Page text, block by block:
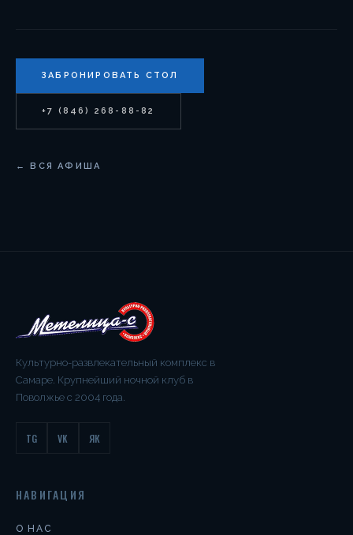
ЗАБРОНИРОВАТЬ СТОЛ
+7 (846) 268-88-82
← ВСЯ АФИША
Культурно-развлекательный комплекс в
Самаре. Крупнейший ночной клуб в
Поволжье с 2004 года.
TG VK ЯК
НАВИГАЦИЯ
О НАС